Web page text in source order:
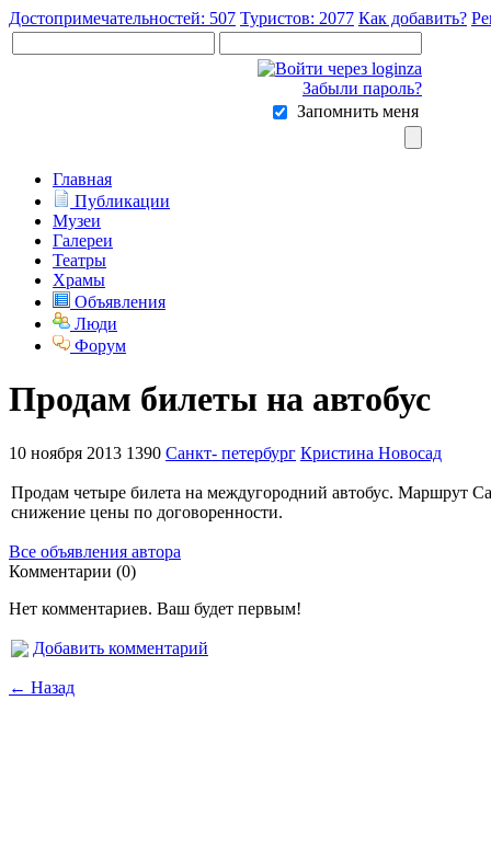
Достопримечательностей: 507 Туристов: 2077 Как добавить?
Забыли пароль?
Запомнить меня
Главная
Публикации
Музеи
Галереи
Театры
Храмы
Объявления
Люди
Форум
Продам билеты на автобус
10 ноября 2013 1390 Санкт- петербург Кристина Новосад
Продам четыре билета на междугородний автобус. Маршрут
снижение цены по договоренности.
Все объявления автора
Комментарии (0)
Нет комментариев. Ваш будет первым!
Добавить комментарий
← Назад